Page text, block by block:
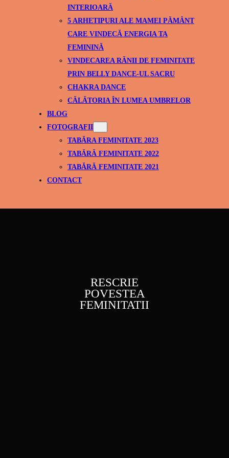
INTERIOARĂ
5 ARHETIPURI ALE MAMEI PĂMÂNT
CARE VINDECĂ ENERGIA TA
FEMININĂ
VINDECAREA RĂNII DE FEMINITATE
PRIN BELLY DANCE-UL SACRU
CHAKRA DANCE
CĂLĂTORIA ÎN LUMEA UMBRELOR
BLOG
FOTOGRAFII
TABĂRA FEMINITATE 2023
TABĂRĂ FEMINITATE 2022
TABĂRĂ FEMINITATE 2021
CONTACT
RESCRIE
POVESTEA
FEMINITATII